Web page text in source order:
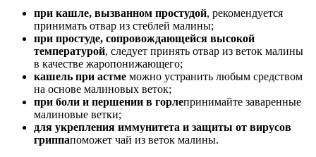
при кашле, вызванном простудой, рекомендуется
принимать отвар из стеблей малины;
при простуде, сопровождающейся высокой
температурой, следует принять отвар из веток малины
в качестве жаропонижающего;
кашель при астме можно устранить любым средством
на основе малиновых веток;
при боли и першении в горлепринимайте заваренные
малиновые ветки;
для укрепления иммунитета и защиты от вирусов
гриппапоможет чай из веток малины.